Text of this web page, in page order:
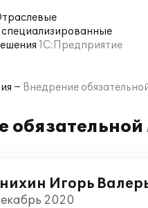
специализированные
1С:Предприятие
Внедрение
Игорь
2020